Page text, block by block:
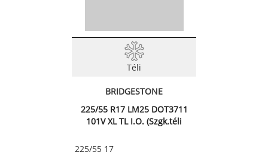
Téli
BRIDGESTONE
225/55 R17 LM25 DOT3711
101V XL TL I.O. (Szgk.téli
225/55 17